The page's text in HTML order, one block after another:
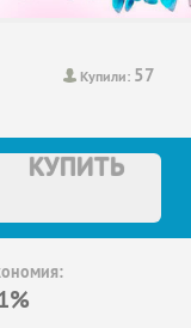
Купили: 57
КУПИТЬ